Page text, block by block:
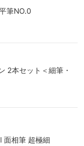
筆NO.0
2本セット＜細筆・
面相筆 超極細